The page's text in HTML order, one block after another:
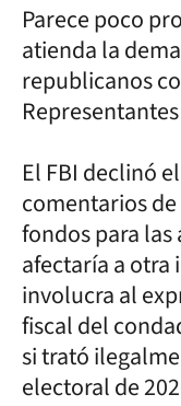
Parece poco
atienda la
republicanos
El FBI declinó
comentarios
fondos para las
afectaría a
involucra al
fiscal del
si trató
electoral de